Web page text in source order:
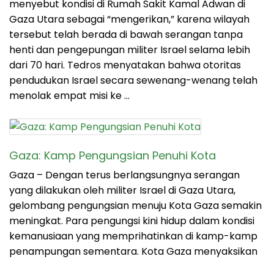
menyebut kondisi di Rumah Sakit Kamal Adwan di
Gaza Utara sebagai “mengerikan,” karena wilayah
tersebut telah berada di bawah serangan tanpa
henti dan pengepungan militer Israel selama lebih
dari 70 hari. Tedros menyatakan bahwa otoritas
pendudukan Israel secara sewenang-wenang telah
menolak empat misi ke …
Gaza: Kamp Pengungsian Penuhi Kota
Gaza – Dengan terus berlangsungnya serangan
yang dilakukan oleh militer Israel di Gaza Utara,
gelombang pengungsian menuju Kota Gaza semakin
meningkat. Para pengungsi kini hidup dalam kondisi
kemanusiaan yang memprihatinkan di kamp-kamp
penampungan sementara. Kota Gaza menyaksikan